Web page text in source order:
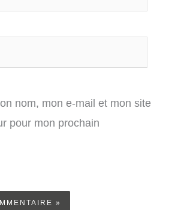
nom, mon e-mail et mon site
pour mon prochain